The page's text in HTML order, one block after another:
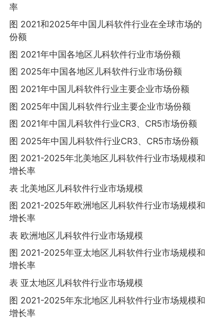
率
图 2021和2025年中国儿科软件行业在全球市场的
份额
图 2021年中国各地区儿科软件行业市场份额
图 2025年中国各地区儿科软件行业市场份额
图 2021年中国儿科软件行业主要企业市场份额
图 2025年中国儿科软件行业主要企业市场份额
图 2021年中国儿科软件行业CR3、CR5市场份额
图 2025年中国儿科软件行业CR3、CR5市场份额
图 2021-2025年北美地区儿科软件行业市场规模和
增长率
表 北美地区儿科软件行业市场规模
图 2021-2025年欧洲地区儿科软件行业市场规模和
增长率
表 欧洲地区儿科软件行业市场规模
图 2021-2025年亚太地区儿科软件行业市场规模和
增长率
表 亚太地区儿科软件行业市场规模
图 2021-2025年东北地区儿科软件行业市场规模和
增长率